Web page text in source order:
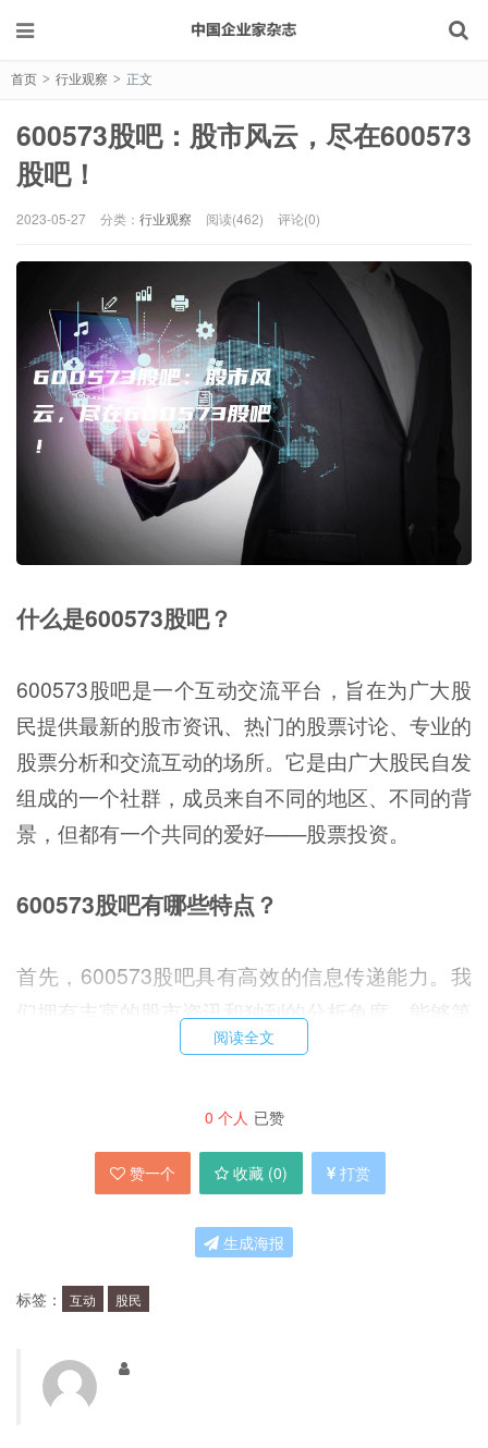
首页 > 行业观察 > 正文
600573股吧：股市风云，尽在600573
股吧！
2023-05-27 分类： 行业观察 阅读(462) 评论(0)
什么是600573股吧？
600573股吧是一个互动交流平台，旨在为广大股
民提供最新的股市资讯、热门的股票讨论、专业的
股票分析和交流互动的场所。它是由广大股民自发
组成的一个社群，成员来自不同的地区、不同的背
景，但都有一个共同的爱好——股票投资。
600573股吧有哪些特点？
首先，600573股吧具有高效的信息传递能力。我
们拥有丰富的股市资讯和独到的分析角度，能够第
一时间传递最新的市场动态和交易机会。
其次，600573股吧具有专业的股票分析能力。我
们拥有一批资深的股票分析师，能够为股民提供准
确的行业和公司分析，帮助股民把握交易机会。
最后，600573股吧具有活跃的社区氛围。我们鼓
励股民发表自己的看法和观点，促进股民之间的交
加入600573股吧有哪些好处？
阅读全文
0 个人 已赞
赞一个 收藏 (0) 打赏
生成海报
标签： 互动 股民